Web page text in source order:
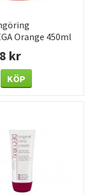
Orange 450ml
kr
KÖP